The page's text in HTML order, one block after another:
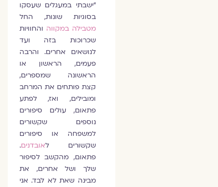
"ישבתי במעגלים שעסקו
בסוגיות שונות, החל
מטבילה במקווהוהחוויות
שכרוכות בזה ועד
לנושאים אחרים. והרבה
פעמים, הראשון או
הראשונה שמספרים,
קצת פותחים את המרחב
ומובילים, ואז, לפתע
פתאום, עולים סיפורים
נוספים שקשורים
למשפחה או סיפורים
שקשורים ל
אובדנים.
פתאום, מהקשב לסיפור
שלך ושל אחרים, את
מבינה שאת לא לבד. אני